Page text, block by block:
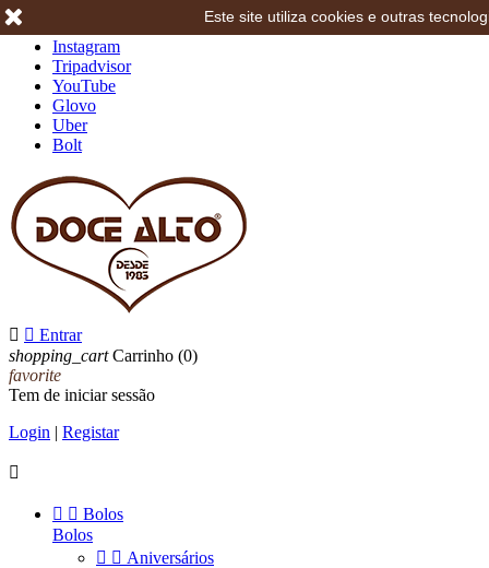
Instagram
Tripadvisor
YouTube
Glovo
Uber
Bolt
  Entrar
shopping_cart Carrinho (0)
favorite
Tem de iniciar sessão
Login | Registar

  Bolos
Bolos
  Aniversários
Este site utiliza cookies e outras